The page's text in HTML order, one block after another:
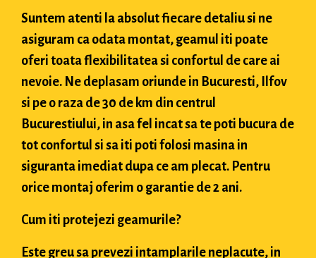
Suntem atenti la absolut fiecare detaliu si ne
asiguram ca odata montat, geamul iti poate
oferi toata flexibilitatea si confortul de care ai
nevoie. Ne deplasam oriunde in Bucuresti, Ilfov
si pe o raza de 30 de km din centrul
Bucurestiului, in asa fel incat sa te poti bucura de
tot confortul si sa iti poti folosi masina in
siguranta imediat dupa ce am plecat. Pentru
orice montaj oferim o garantie de 2 ani.
Cum iti protejezi geamurile?
Este greu sa prevezi intamplarile neplacute, in